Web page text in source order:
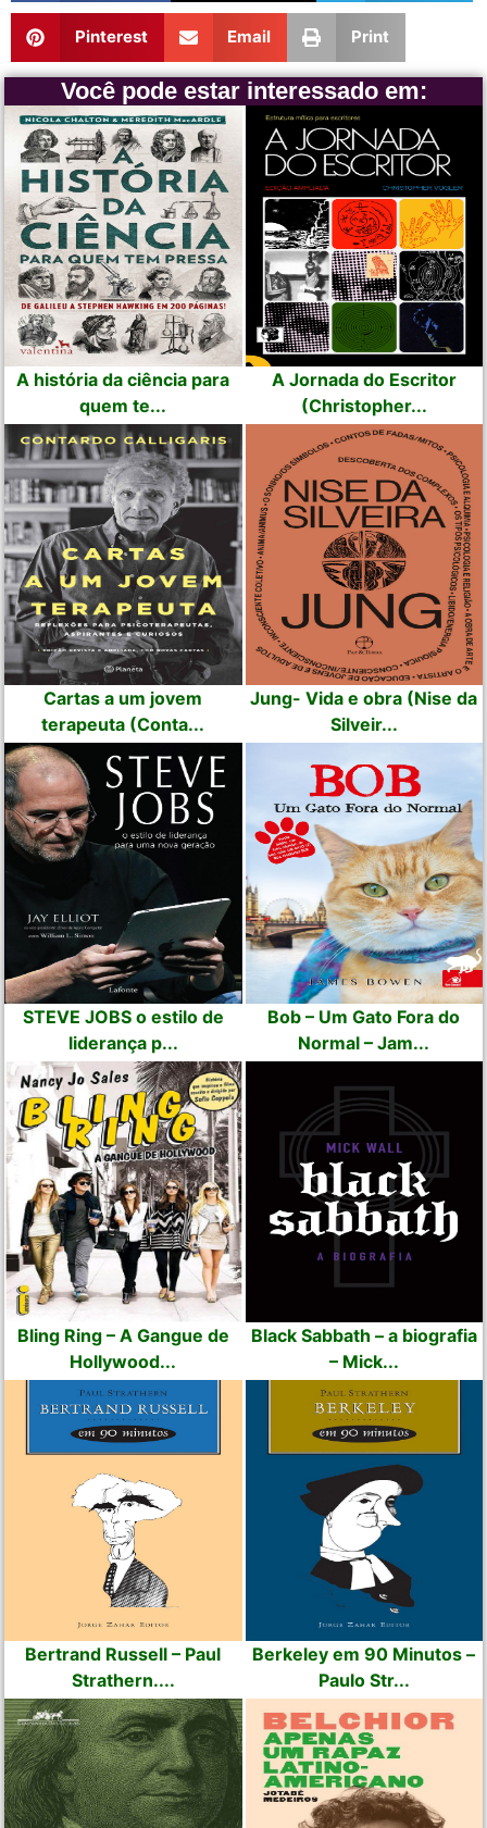
Pinterest Email Print
Você pode estar interessado em:
A história da ciência para
quem te...
A Jornada do Escritor
(Christopher...
Cartas a um jovem
terapeuta (Conta...
Jung- Vida e obra (Nise da
Silveir...
STEVE JOBS o estilo de
liderança p...
Bob – Um Gato Fora do
Normal – Jam...
Bling Ring – A Gangue de
Hollywood...
Black Sabbath – a biografia
– Mick...
Bertrand Russell – Paul
Strathern....
Berkeley em 90 Minutos –
Paulo Str...